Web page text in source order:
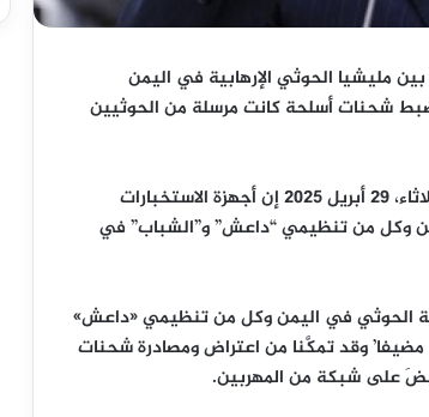
مليشيا الحوثي الإرهابية في اليمن
شحنات أسلحة كانت مرسلة من الحوثيين
وقال الرئيس الصومالي في مقال نشرته صحيفة الشرق الأوسط، الثلاثاء، 29 أبريل 2025 إن أجهزة الاستخبارات
وكل من تنظيمي “داعش” و”الشباب” في
الحوثي في اليمن وكل من تنظيمي «داعش»
وقد تمكَّنا من اعتراض ومصادرة شحنات
على شبكة من المهربين.